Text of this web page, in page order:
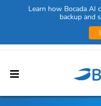
Learn how Bocada AI
backup and